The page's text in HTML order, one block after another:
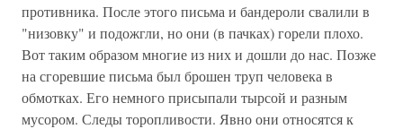
противника. После этого письма и бандероли свалили в
"низовку" и подожгли, но они (в пачках) горели плохо.
Вот таким образом многие из них и дошли до нас. Позже
на сгоревшие письма был брошен труп человека в
обмотках. Его немного присыпали тырсой и разным
мусором. Следы торопливости. Явно они относятся к